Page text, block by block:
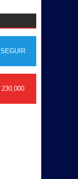
SEGUIR
230,000